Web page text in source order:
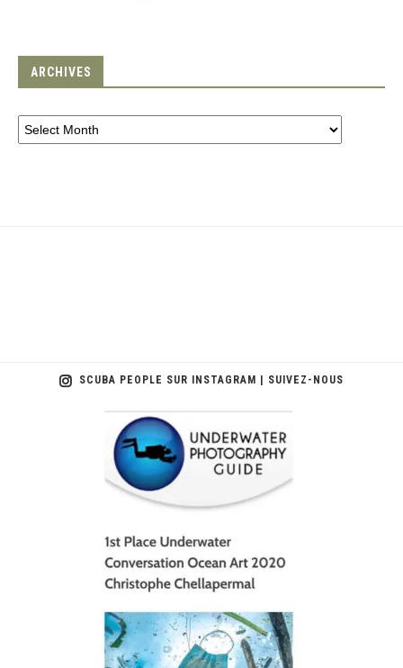
ARCHIVES
SCUBA PEOPLE SUR INSTAGRAM | SUIVEZ-NOUS
scuba_people_magazine